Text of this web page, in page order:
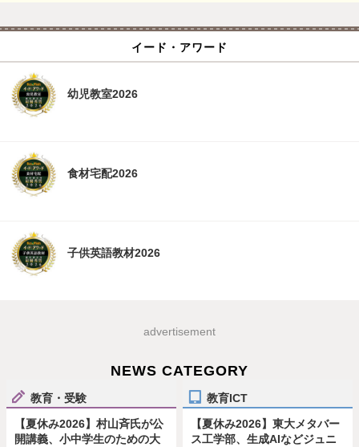
イード・アワード
幼児教室2026
食材宅配2026
子供英語教材2026
advertisement
NEWS CATEGORY
教育・受験
【夏休み2026】村山斉氏が公
開講義、小中学生のための大
教育ICT
【夏休み2026】東大メタバー
ス工学部、生成AIなどジュニ